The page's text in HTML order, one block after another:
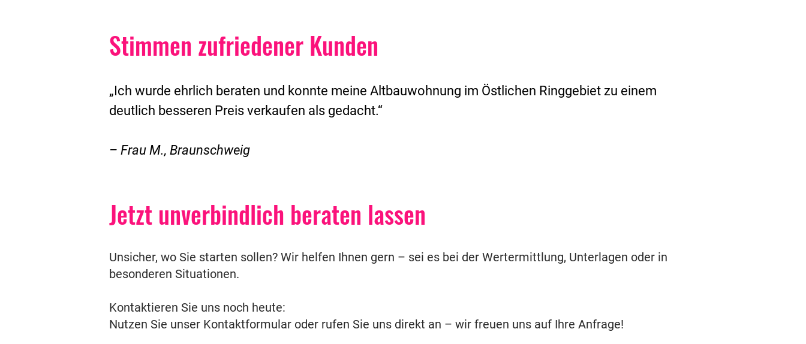
Stimmen zufriedener Kunden
„Ich wurde ehrlich beraten und konnte meine Altbauwohnung im Östlichen Ringgebiet zu einem
deutlich besseren Preis verkaufen als gedacht.“
– Frau M., Braunschweig
Jetzt unverbindlich beraten lassen
Unsicher, wo Sie starten sollen? Wir helfen Ihnen gern – sei es bei der Wertermittlung, Unterlagen oder in
besonderen Situationen.
Kontaktieren Sie uns noch heute:
Nutzen Sie unser Kontaktformular oder rufen Sie uns direkt an – wir freuen uns auf Ihre Anfrage!